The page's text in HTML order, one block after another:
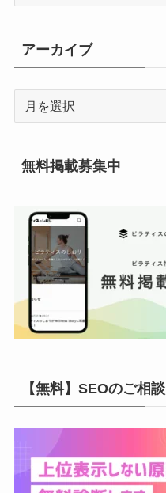
リ
ー
アーカイブ
イ
ブ
無料掲載募集中
【無料】SEOのご相談